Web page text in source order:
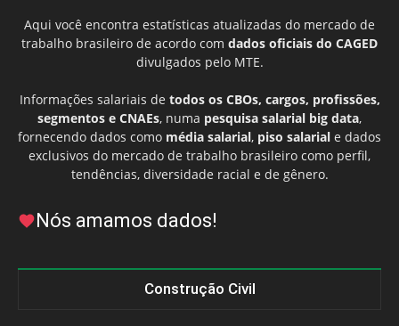
Aqui você encontra estatísticas atualizadas do mercado de
trabalho brasileiro de acordo com dados oficiais do CAGED
divulgados pelo MTE.
Informações salariais de todos os CBOs, cargos, profissões,
segmentos e CNAEs, numa pesquisa salarial big data,
fornecendo dados como média salarial, piso salarial e dados
exclusivos do mercado de trabalho brasileiro como perfil,
tendências, diversidade racial e de gênero.
Nós amamos dados!
Construção Civil